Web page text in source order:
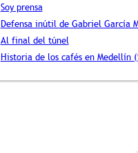
Soy prensa
Defensa inútil de Gabriel García
Al final del túnel
Historia de los cafés en Medellín